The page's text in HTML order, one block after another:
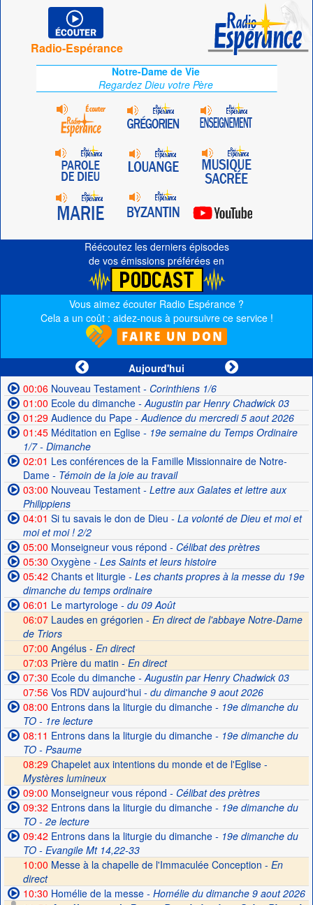
Radio-Espérance
Notre-Dame de Vie
Regardez Dieu votre Père
Réécoutez les derniers épisodes
de vos émissions préférées en
Vous aimez écouter Radio Espérance ?
Cela a un coût : aidez-nous à poursuivre ce service !
Aujourd'hui
00:06Nouveau Testament- Corinthiens 1/6
01:00 Ecole du dimanche- Augustin par Henry Chadwick 03
01:29Audience du Pape- Audience du mercredi 5 aout 2026
01:45Méditation en Eglise- 19e semaine du Temps Ordinaire
1/7 - Dimanche
02:01 Les conférences de la Famille Missionnaire de Notre-
Dame- Témoin de la joie au travail
03:00 Nouveau Testament- Lettre aux Galates et lettre aux
Philippiens
04:01 Si tu savais le don de Dieu - La volonté de Dieu et moi et
moi et moi ! 2/2
05:00 Monseigneur vous répond - Célibat des prètres
05:30 Oxygène- Les Saints et leurs histoire
05:42 Chants et liturgie- Les chants propres à la messe du 19e
dimanche du temps ordinaire
06:01 Le martyrologe- du 09 Août
06:07Laudes en grégorien - En direct de l'abbaye Notre-Dame
de Triors
07:00 Angélus - En direct
07:03 Prière du matin - En direct
07:30 Ecole du dimanche- Augustin par Henry Chadwick 03
07:56Vos RDV aujourd'hui- du dimanche 9 aout 2026
08:00 Entrons dans la liturgie du dimanche- 19e dimanche du
TO - 1re lecture
08:11 Entrons dans la liturgie du dimanche- 19e dimanche du
TO - Psaume
08:29 Chapelet aux intentions du monde et de l'Eglise -
Mystères lumineux
09:00 Monseigneur vous répond - Célibat des prètres
09:32 Entrons dans la liturgie du dimanche- 19e dimanche du
TO - 2e lecture
09:42 Entrons dans la liturgie du dimanche- 19e dimanche du
TO - Evangile Mt 14,22-33
10:00 Messe à la chapelle de l'Immaculée Conception - En
direct
10:30 Homélie de la messe- Homélie du dimanche 9 aout 2026